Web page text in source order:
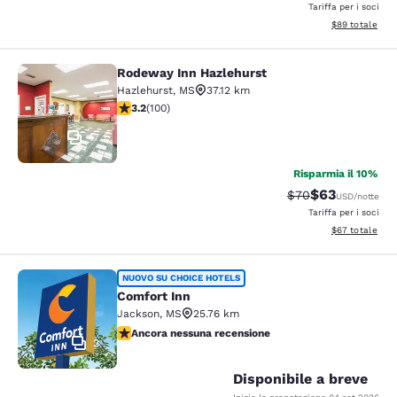
Tariffa per i soci
Visualizza i
$89 totale
Rodeway Inn Hazlehurst
17
Rodeway Inn Hazlehurst
Hazlehurst, MS
37.12 km
Valutazione di 3.17 stelle. Buono. 100 recensioni
3.2(100)
Risparmia il 10%
Tariffa di
$70Tariffa
$63USD/notte
Tariffa per i soci
Visualizza i
$67 totale
Comfort Inn
2
NUOVO SU CHOICE HOTELS
Comfort Inn
Jackson, MS
25.76 km
Ancora nessuna recensione
Ancora nessuna recensione
Disponibile a breve